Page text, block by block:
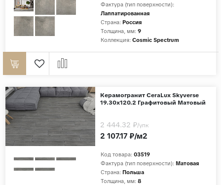
Фактура (тип поверхности):
Лаппатированная
Страна: Россия
Толщина, мм: 9
Коллекция: Cosmic Spectrum
Керамогранит CeraLux Skyverse
19.30x120.2 Графитовый Матовый
Код товара: 03519
Фактура (тип поверхности): Матовая
Страна: Польша
Толщина, мм: 8
2 107.17 ₽/м2
2 444.32 ₽/упк